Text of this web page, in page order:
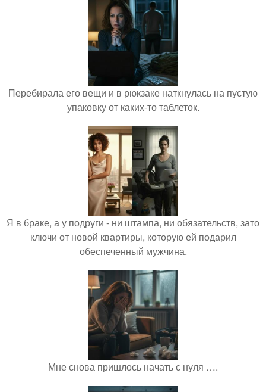
Перебирала его вещи и в рюкзаке наткнулась на пустую
упаковку от каких-то таблеток.
Я в браке, а у подруги - ни штампа, ни обязательств, зато
ключи от новой квартиры, которую ей подарил
обеспеченный мужчина.
Мне снова пришлось начать с нуля ….